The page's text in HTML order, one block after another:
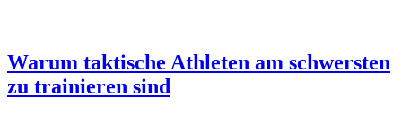
Warum taktische Athleten am schwersten
zu trainieren sind